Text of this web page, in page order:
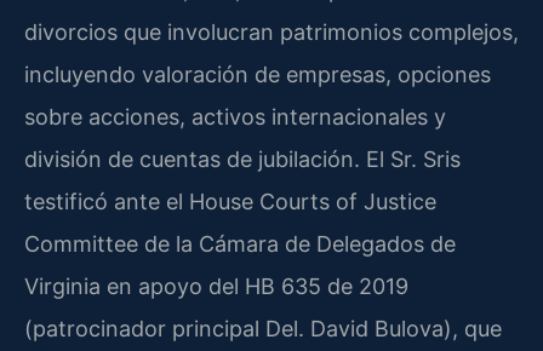
divorcios que involucran patrimonios complejos,
incluyendo valoración de empresas, opciones
sobre acciones, activos internacionales y
división de cuentas de jubilación. El Sr. Sris
testificó ante el House Courts of Justice
Committee de la Cámara de Delegados de
Virginia en apoyo del HB 635 de 2019
(patrocinador principal Del. David Bulova), que